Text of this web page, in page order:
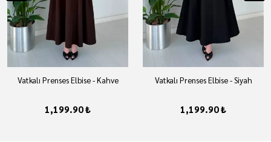
Vatkalı Prenses Elbise - Kahve
1,199.90 ₺
Vatkalı Prenses Elbise - Siyah
1,199.90 ₺